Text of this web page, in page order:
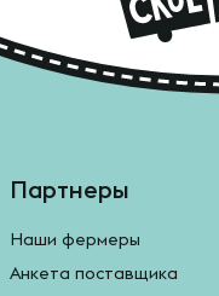
Партнеры
Наши фермеры
Анкета поставщика